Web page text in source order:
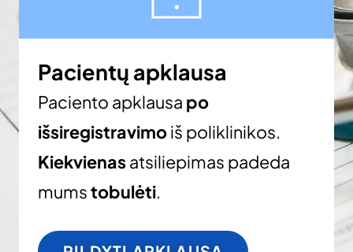
Pacientų apklausa
Paciento apklausa po
išsiregistravimoiš poliklinikos.
Kiekvienasatsiliepimas padeda
mumstobulėti.